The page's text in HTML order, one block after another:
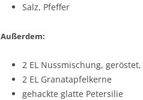
Salz, Pfeffer
Außerdem:
2 EL Nussmischung,
2 EL Granatapfelkerne
gehackte glatte Petersilie